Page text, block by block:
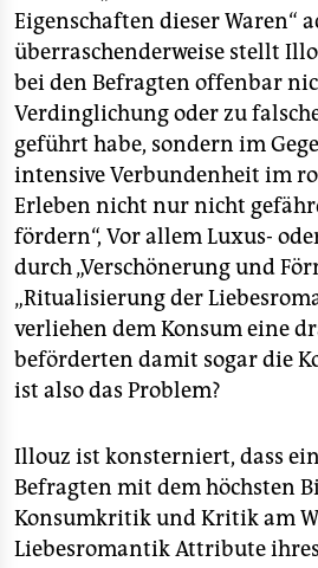
Eigenschaften dieser Waren“
überraschenderweise stellt
bei den Befragten offenbar
Verdinglichung oder zu
geführt habe, sondern im
intensive Verbundenheit im
Erleben nicht nur nicht
fördern“, Vor allem Luxus-
durch „Verschönerung und
„Ritualisierung der
verliehen dem Konsum eine
beförderten damit sogar die
ist also das Problem?
Illouz ist konsterniert, dass
Befragten mit dem höchsten
Konsumkritik und Kritik am
Liebesromantik Attribute